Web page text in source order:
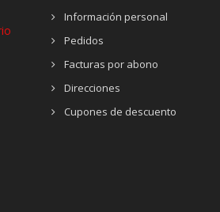
Información personal
Pedidos
Facturas por abono
Direcciones
Cupones de descuento